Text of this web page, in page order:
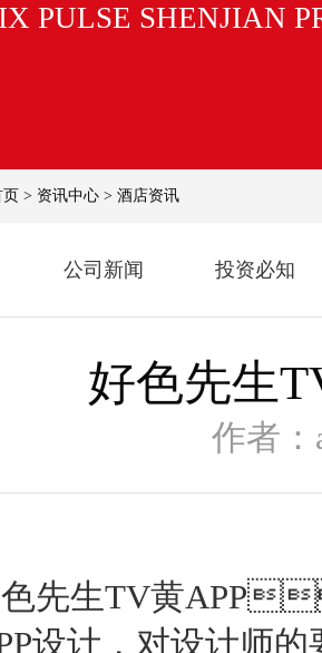
PULSE SHENJIAN
页 > 资讯中心 > 酒店资讯
公司新闻 投资必知
好色先生TV
作者
先生TV黄
设计，对设计师